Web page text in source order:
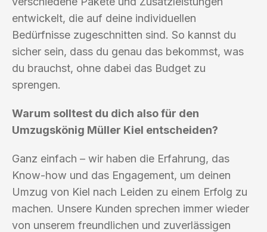
entwickelt, die auf deine individuellen
Bedürfnisse zugeschnitten sind. So kannst du
sicher sein, dass du genau das bekommst, was
du brauchst, ohne dabei das Budget zu
sprengen.
Warum solltest du dich also für den
Umzugskönig Müller Kiel entscheiden?
Ganz einfach – wir haben die Erfahrung, das
Know-how und das Engagement, um deinen
Umzug von Kiel nach Leiden zu einem Erfolg zu
machen. Unsere Kunden sprechen immer wieder
von unserem freundlichen und zuverlässigen